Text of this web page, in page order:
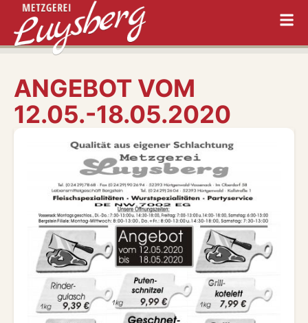
ANGEBOT VOM
12.05.-18.05.2020